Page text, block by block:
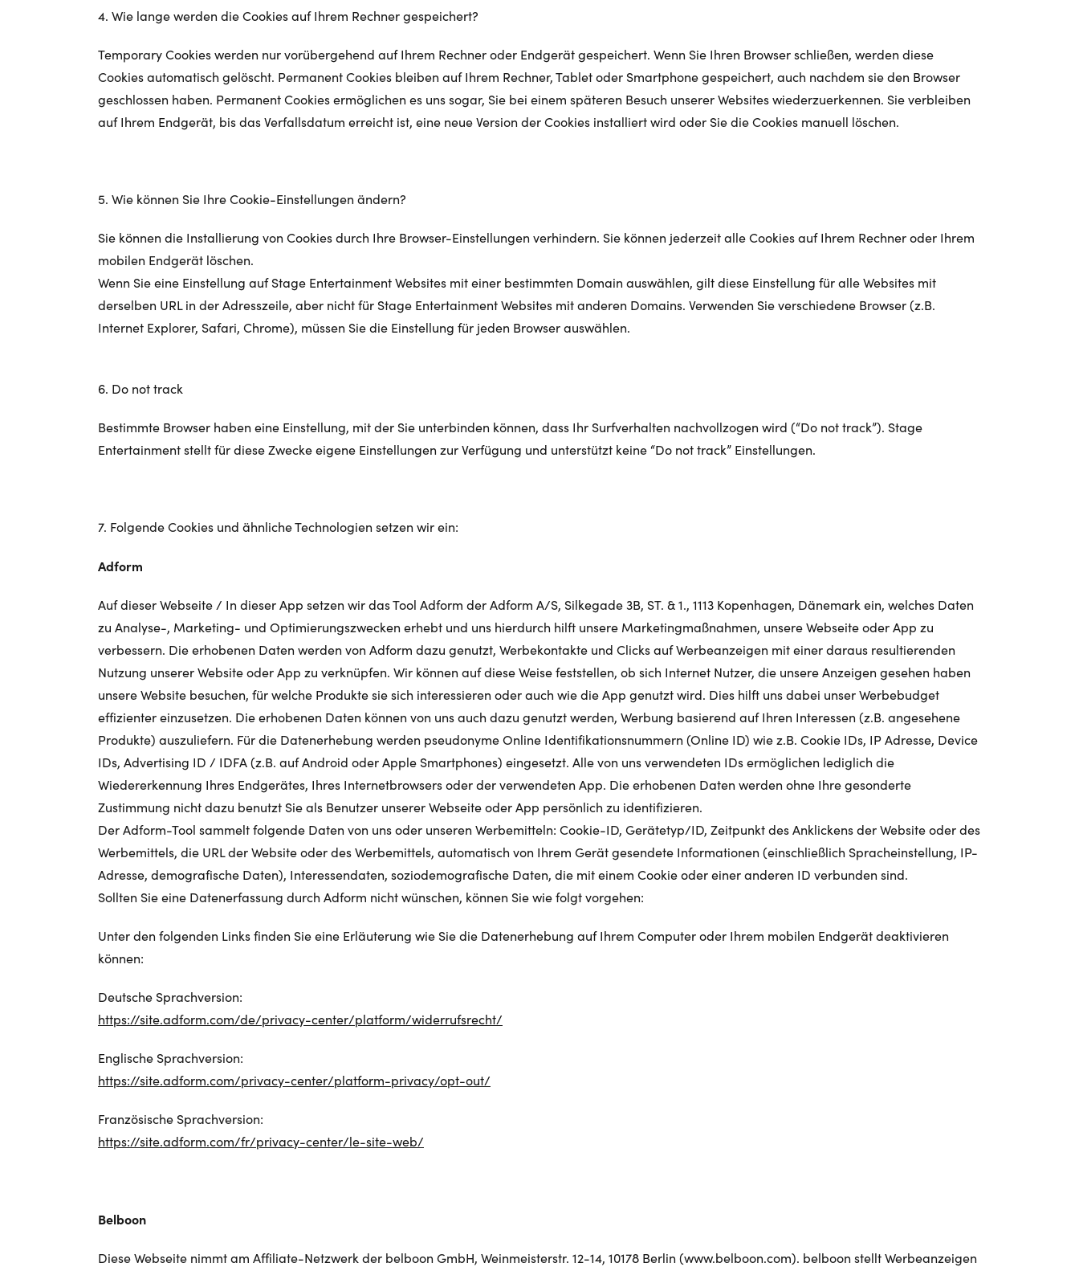
4. Wie lange werden die Cookies auf Ihrem Rechner gespeichert?
Temporary Cookies werden nur vorübergehend auf Ihrem Rechner oder Endgerät gespeichert. Wenn Sie Ihren Browser schließen, werden diese
Cookies automatisch gelöscht. Permanent Cookies bleiben auf Ihrem Rechner, Tablet oder Smartphone gespeichert, auch nachdem sie den Browser
geschlossen haben. Permanent Cookies ermöglichen es uns sogar, Sie bei einem späteren Besuch unserer Websites wiederzuerkennen. Sie verbleiben
auf Ihrem Endgerät, bis das Verfallsdatum erreicht ist, eine neue Version der Cookies installiert wird oder Sie die Cookies manuell löschen.
5. Wie können Sie Ihre Cookie-Einstellungen ändern?
Sie können die Installierung von Cookies durch Ihre Browser-Einstellungen verhindern. Sie können jederzeit alle Cookies auf Ihrem Rechner oder Ihrem
mobilen Endgerät löschen.
Wenn Sie eine Einstellung auf Stage Entertainment Websites mit einer bestimmten Domain auswählen, gilt diese Einstellung für alle Websites mit
derselben URL in der Adresszeile, aber nicht für Stage Entertainment Websites mit anderen Domains. Verwenden Sie verschiedene Browser (z.B.
Internet Explorer, Safari, Chrome), müssen Sie die Einstellung für jeden Browser auswählen.
6. Do not track
Bestimmte Browser haben eine Einstellung, mit der Sie unterbinden können, dass Ihr Surfverhalten nachvollzogen wird (“Do not track”). Stage
Entertainment stellt für diese Zwecke eigene Einstellungen zur Verfügung und unterstützt keine “Do not track” Einstellungen.
7. Folgende Cookies und ähnliche Technologien setzen wir ein:
Adform
Auf dieser Webseite / In dieser App setzen wir das Tool Adform der Adform A/S, Silkegade 3B, ST. & 1., 1113 Kopenhagen, Dänemark ein, welches Daten
zu Analyse-, Marketing- und Optimierungszwecken erhebt und uns hierdurch hilft unsere Marketingmaßnahmen, unsere Webseite oder App zu
verbessern. Die erhobenen Daten werden von Adform dazu genutzt, Werbekontakte und Clicks auf Werbeanzeigen mit einer daraus resultierenden
Nutzung unserer Website oder App zu verknüpfen. Wir können auf diese Weise feststellen, ob sich Internet Nutzer, die unsere Anzeigen gesehen haben
unsere Website besuchen, für welche Produkte sie sich interessieren oder auch wie die App genutzt wird. Dies hilft uns dabei unser Werbebudget
effizienter einzusetzen. Die erhobenen Daten können von uns auch dazu genutzt werden, Werbung basierend auf Ihren Interessen (z.B. angesehene
Produkte) auszuliefern. Für die Datenerhebung werden pseudonyme Online Identifikationsnummern (Online ID) wie z.B. Cookie IDs, IP Adresse, Device
IDs, Advertising ID / IDFA (z.B. auf Android oder Apple Smartphones) eingesetzt. Alle von uns verwendeten IDs ermöglichen lediglich die
Wiedererkennung Ihres Endgerätes, Ihres Internetbrowsers oder der verwendeten App. Die erhobenen Daten werden ohne Ihre gesonderte
Zustimmung nicht dazu benutzt Sie als Benutzer unserer Webseite oder App persönlich zu identifizieren.
Der Adform-Tool sammelt folgende Daten von uns oder unseren Werbemitteln: Cookie-ID, Gerätetyp/ID, Zeitpunkt des Anklickens der Website oder des
Werbemittels, die URL der Website oder des Werbemittels, automatisch von Ihrem Gerät gesendete Informationen (einschließlich Spracheinstellung, IP-
Adresse, demografische Daten), Interessendaten, soziodemografische Daten, die mit einem Cookie oder einer anderen ID verbunden sind.
Sollten Sie eine Datenerfassung durch Adform nicht wünschen, können Sie wie folgt vorgehen:
Unter den folgenden Links finden Sie eine Erläuterung wie Sie die Datenerhebung auf Ihrem Computer oder Ihrem mobilen Endgerät deaktivieren
können:
Deutsche Sprachversion:
https://site.adform.com/de/privacy-center/platform/widerrufsrecht/
Englische Sprachversion:
https://site.adform.com/privacy-center/platform-privacy/opt-out/
Französische Sprachversion:
https://site.adform.com/fr/privacy-center/le-site-web/
Belboon
Diese Webseite nimmt am Affiliate-Netzwerk der belboon GmbH, Weinmeisterstr. 12-14, 10178 Berlin (www.belboon.com). belboon stellt Werbeanzeigen